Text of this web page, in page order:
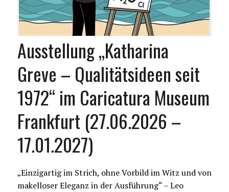
Ausstellung „Katharina
Greve – Qualitätsideen seit
1972“ im Caricatura Museum
Frankfurt (27.06.2026 –
17.01.2027)
„Einzigartig im Strich, ohne Vorbild im Witz und von
makelloser Eleganz in der Ausführung“ – Leo